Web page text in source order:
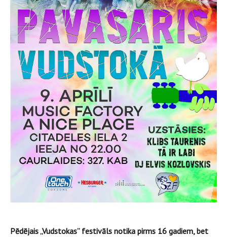
Pēdējais „Vudstokas” festivāls notika pirms 16 gadiem, bet